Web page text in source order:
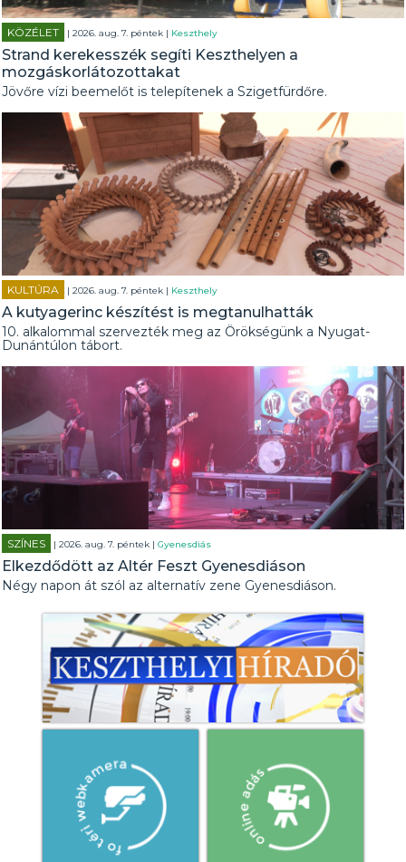
KÖZÉLET | 2026. aug. 7. péntek | Keszthely
Strand kerekesszék segíti Keszthelyen a
mozgáskorlátozottakat
Jövőre vízi beemelőt is telepítenek a Szigetfürdőre.
KULTÚRA | 2026. aug. 7. péntek | Keszthely
A kutyagerinc készítést is megtanulhatták
10. alkalommal szervezték meg az Örökségünk a Nyugat-
Dunántúlon tábort.
SZÍNES | 2026. aug. 7. péntek |Gyenesdiás
Elkezdődött az Altér Feszt Gyenesdiáson
Négy napon át szól az alternatív zene Gyenesdiáson.